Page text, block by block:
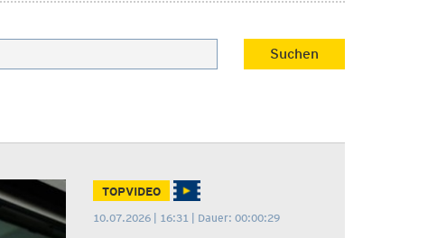
TOPVIDEO
10.07.2026 | 16:31 | Dauer: 00:00:29